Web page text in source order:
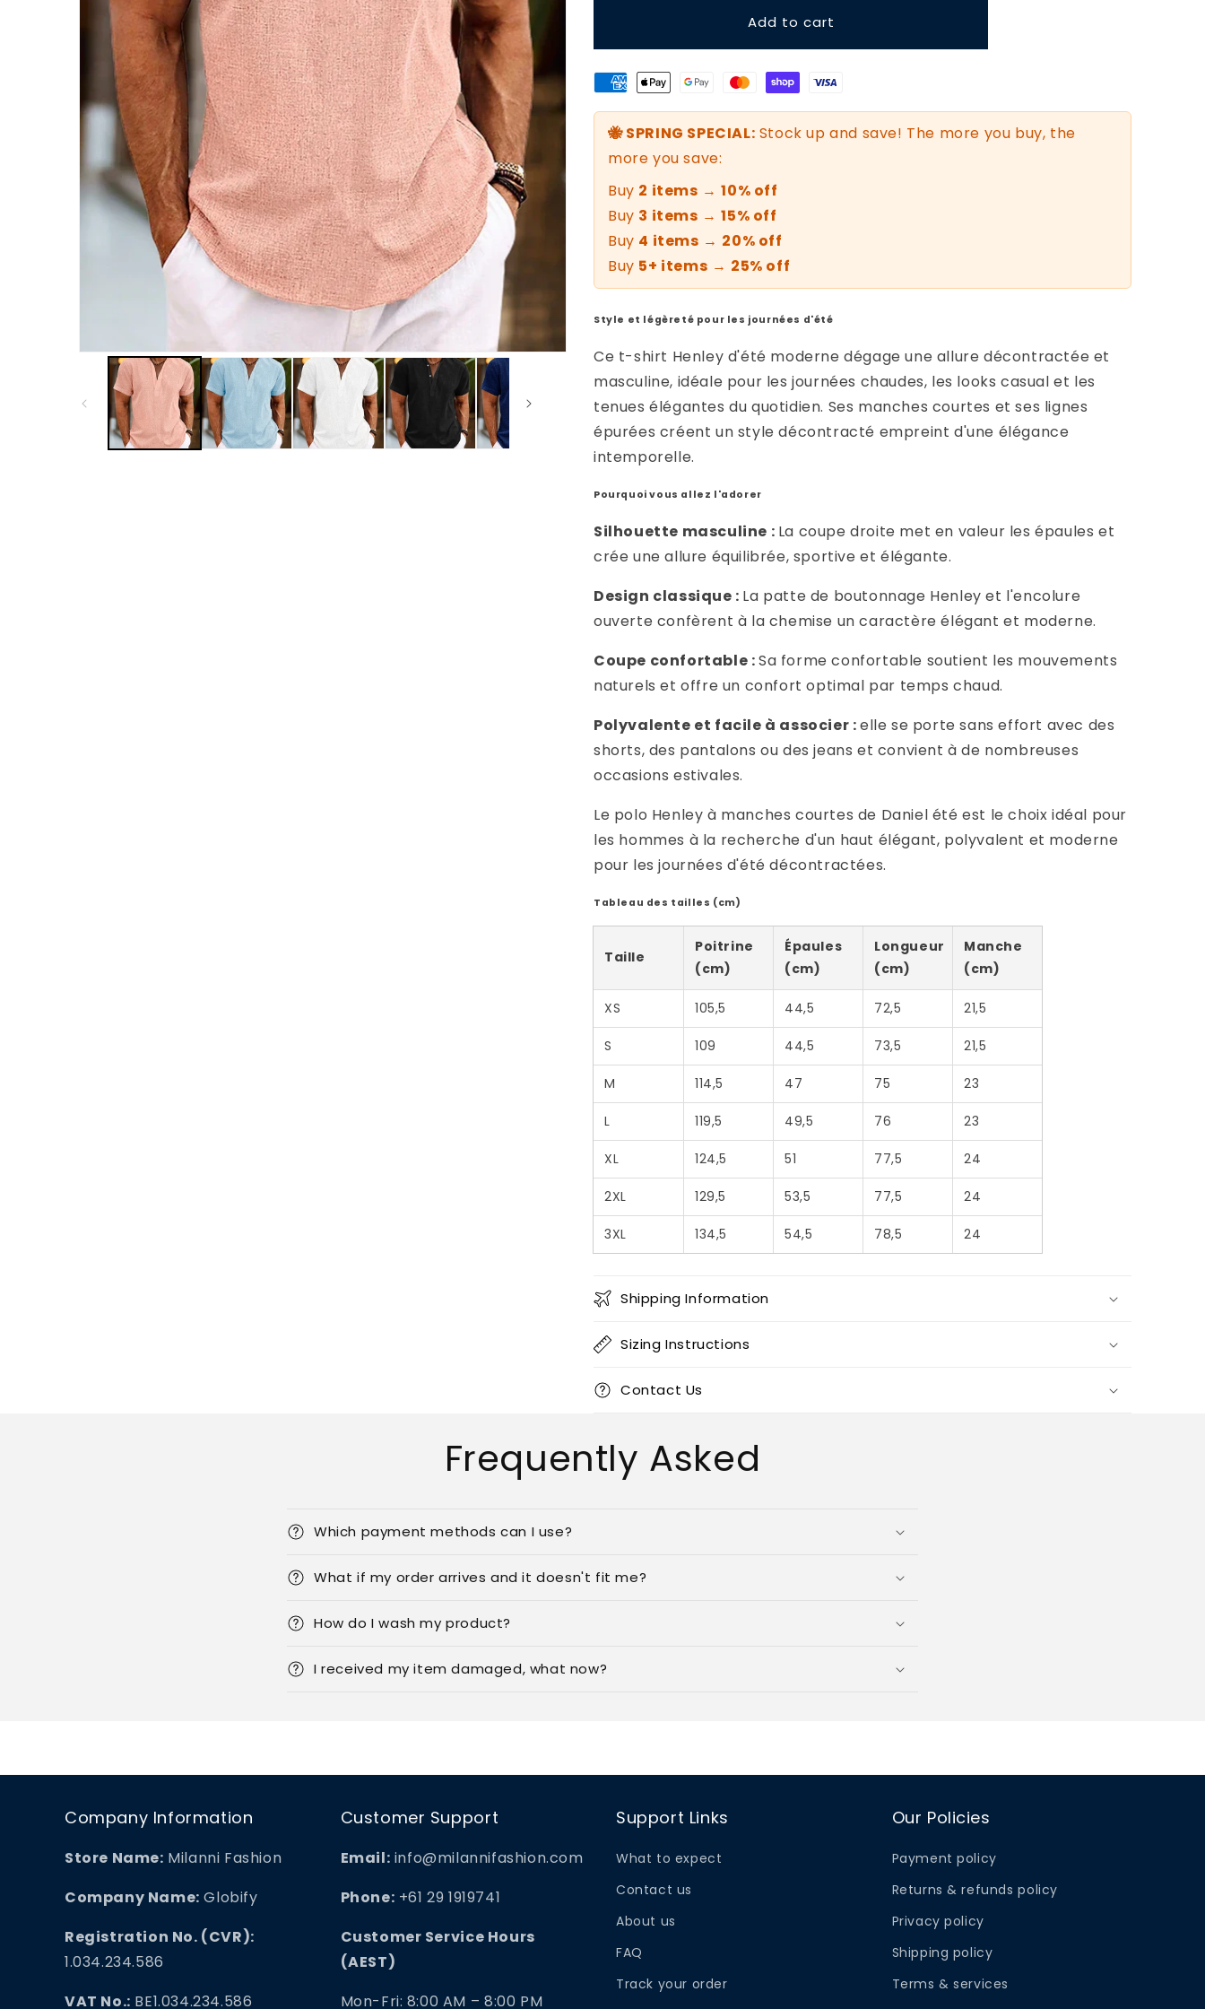
Add to cart
🐝 SPRING SPECIAL: Stock up and save! The more you buy, the
more you save:
Buy 2 items →10% off
Buy 3 items →15% off
Buy 4 items → 20% off
Buy 5+ items → 25% off
Style et légèreté pour les journées d'été
Ce t-shirt Henley d'été moderne dégage une allure décontractée et
masculine, idéale pour les journées chaudes, les looks casual et les
tenues élégantes du quotidien. Ses manches courtes et ses lignes
épurées créent un style décontracté empreint d'une élégance
intemporelle.
Pourquoi vous allez l'adorer
Silhouette masculine : La coupe droite met en valeur les épaules et
crée une allure équilibrée, sportive et élégante.
Design classique : La patte de boutonnage Henley et l'encolure
ouverte confèrent à la chemise un caractère élégant et moderne.
Coupe confortable :Sa forme confortable soutient les mouvements
naturels et offre un confort optimal par temps chaud.
Polyvalente et facile à associer :elle se porte sans effort avec des
shorts, des pantalons ou des jeans et convient à de nombreuses
occasions estivales.
Le polo Henley à manches courtes de Daniel été est le choix idéal pour
les hommes à la recherche d'un haut élégant, polyvalent et moderne
pour les journées d'été décontractées.
Tableau des tailles (cm)
Taille
Poitrine
(cm)
Épaules
(cm)
Longueur
(cm)
Manche
(cm)
XS 105,5 44,5 72,5 21,5
S 109 44,5 73,5 21,5
M 114,5 47 75 23
L 119,5 49,5 76 23
XL 124,5 51 77,5 24
2XL 129,5 53,5 77,5 24
3XL 134,5 54,5 78,5 24
Shipping Information
Sizing Instructions
Contact Us
Frequently Asked
Which payment methods can I use?
What if my order arrives and it doesn't fit me?
How do I wash my product?
I received my item damaged, what now?
Company Information
Store Name: Milanni Fashion
Company Name: Globify
Registration No. (CVR):
1.034.234.586
VAT No.: BE1.034.234.586
Customer Support
Email: info@milannifashion.com
Phone: +61 29 1919741
Customer Service Hours
(AEST)
Mon-Fri: 8:00 AM – 8:00 PM
Support Links
What to expect
Contact us
About us
FAQ
Track your order
Our Policies
Payment policy
Returns & refunds policy
Privacy policy
Shipping policy
Terms & services